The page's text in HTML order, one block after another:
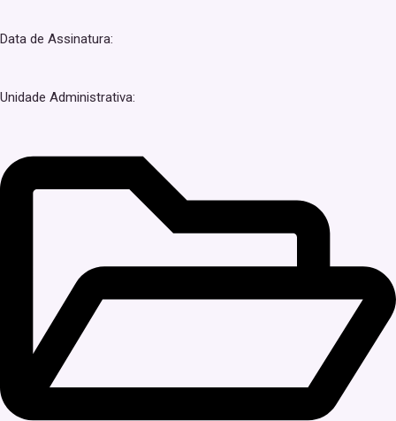
Data de Assinatura:
Unidade Administrativa: